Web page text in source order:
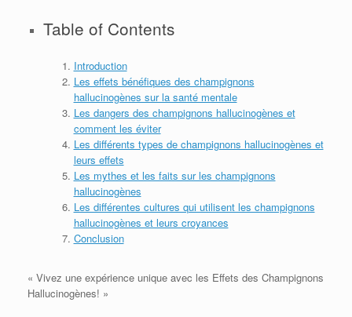
Table of Contents
Introduction
Les effets bénéfiques des champignons
hallucinogènes sur la santé mentale
Les dangers des champignons hallucinogènes et
comment les éviter
Les différents types de champignons hallucinogènes et
leurs effets
Les mythes et les faits sur les champignons
hallucinogènes
Les différentes cultures qui utilisent les champignons
hallucinogènes et leurs croyances
Conclusion
« Vivez une expérience unique avec les Effets des Champignons
Hallucinogènes! »